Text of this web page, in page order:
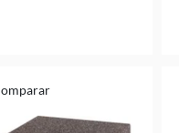
comparar